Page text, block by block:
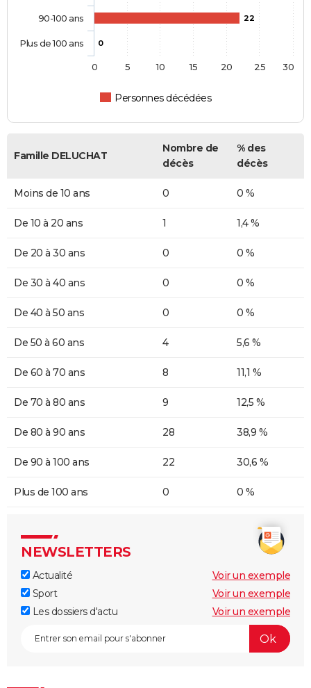
22
0
Personnes décédées
90-100 ans
Plus de 100 ans
0 5 10 15 20 25 30
Famille DELUCHAT
Nombre de
décès
% des
décès
Moins de 10 ans 0 0 %
De 10 à 20 ans 1 1,4 %
De 20 à 30 ans 0 0 %
De 30 à 40 ans 0 0 %
De 40 à 50 ans 0 0 %
De 50 à 60 ans 4 5,6 %
De 60 à 70 ans 8 11,1 %
De 70 à 80 ans 9 12,5 %
De 80 à 90 ans 28 38,9 %
De 90 à 100 ans 22 30,6 %
Plus de 100 ans 0 0 %
NEWSLETTERS
Actualité
Voir un exemple
Sport
Voir un exemple
Les dossiers d'actu
Voir un exemple